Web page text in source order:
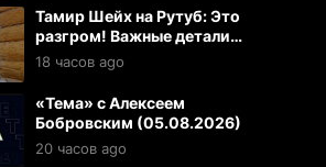
Тамир Шейх на Рутуб: Это
разгром! Важные детали
прилетов в Киеве
18 часов ago
«Тема» с Алексеем
Бобровским (05.08.2026)
20 часов ago